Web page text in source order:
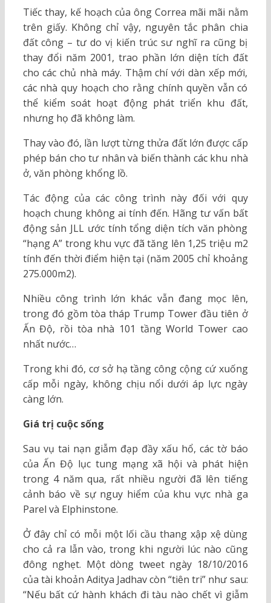
Tiếc thay, kế hoạch của ông Correa mãi mãi nằm
trên giấy. Không chỉ vậy, nguyên tắc phân chia
đất công – tư do vị kiến trúc sư nghĩ ra cũng bị
thay đổi năm 2001, trao phần lớn diện tích đất
cho các chủ nhà máy. Thậm chí với dàn xếp mới,
các nhà quy hoạch cho rằng chính quyền vẫn có
thể kiểm soát hoạt động phát triển khu đất,
nhưng họ đã không làm.
Thay vào đó, lần lượt từng thửa đất lớn được cấp
phép bán cho tư nhân và biến thành các khu nhà
ở, văn phòng khổng lồ.
Tác động của các công trình này đối với quy
hoạch chung không ai tính đến. Hãng tư vấn bất
động sản JLL ước tính tổng diện tích văn phòng
“hạng A” trong khu vực đã tăng lên 1,25 triệu m2
tính đến thời điểm hiện tại (năm 2005 chỉ khoảng
275.000m2).
Nhiều công trình lớn khác vẫn đang mọc lên,
trong đó gồm tòa tháp Trump Tower đầu tiên ở
Ấn Độ, rồi tòa nhà 101 tầng World Tower cao
nhất nước…
Trong khi đó, cơ sở hạ tầng công cộng cứ xuống
cấp mỗi ngày, không chịu nổi dưới áp lực ngày
càng lớn.
Giá trị cuộc sống
Sau vụ tai nạn giẫm đạp đầy xấu hổ, các tờ báo
của Ấn Độ lục tung mạng xã hội và phát hiện
trong 4 năm qua, rất nhiều người đã lên tiếng
cảnh báo về sự nguy hiểm của khu vực nhà ga
Parel và Elphinstone.
Ở đây chỉ có mỗi một lối cầu thang xập xệ dùng
cho cả ra lẫn vào, trong khi người lúc nào cũng
đông nghẹt. Một dòng tweet ngày 18/10/2016
của tài khoản Aditya Jadhav còn “tiên tri” như sau:
“Nếu bất cứ hành khách đi tàu nào chết vì giẫm